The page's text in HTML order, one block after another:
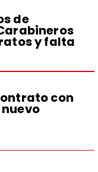
de
y falta
con